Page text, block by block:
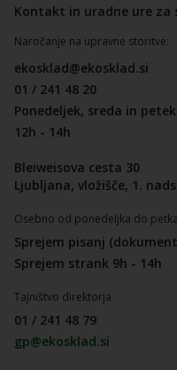
Kontakt in uradne ure za
Naročanje na upravne storitve:
ekosklad@ekosklad.si
01 / 241 48 20
Ponedeljek, sreda in petek
12h - 14h
Bleiweisova cesta 30
Ljubljana, vložišče, 1.
Osebno od ponedeljka do
Sprejem pisanj
Sprejem strank 9h - 14h
Tajništvo direktorja
01 / 241 48 79
gp@ekosklad.si